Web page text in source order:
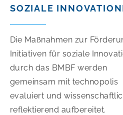
OZIALE
Die Maßnahmen zur
Initiativen für soziale
durch das BMBF werden
gemeinsam mit technopolis
evaluiert und
reflektierend aufbereitet.